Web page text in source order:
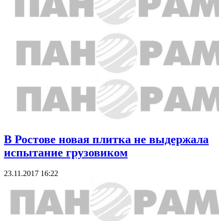
В Ростове новая плитка не выдержала
испытание грузовиком
23.11.2017 16:22